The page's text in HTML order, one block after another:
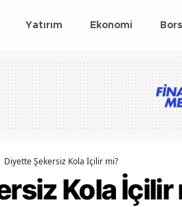
Yatırım Ekonomi
Diyette Şekersiz Kola İçilir mi?
Kola İçilir